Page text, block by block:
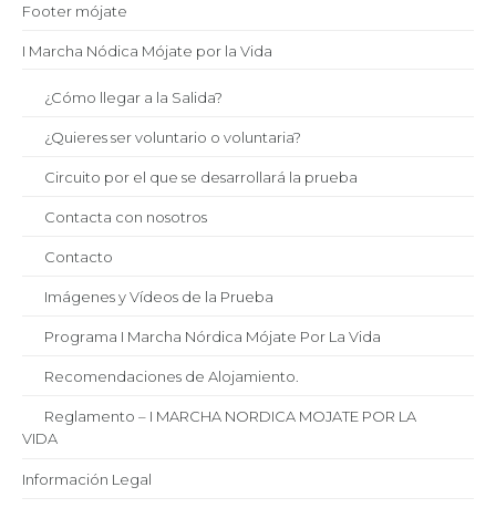
Footer mójate
I Marcha Nódica Mójate por la Vida
¿Cómo llegar a la Salida?
¿Quieres ser voluntario o voluntaria?
Circuito por el que se desarrollará la prueba
Contacta con nosotros
Contacto
Imágenes y Vídeos de la Prueba
Programa I Marcha Nórdica Mójate Por La Vida
Recomendaciones de Alojamiento.
Reglamento – I MARCHA NORDICA MOJATE POR LA
VIDA
Información Legal